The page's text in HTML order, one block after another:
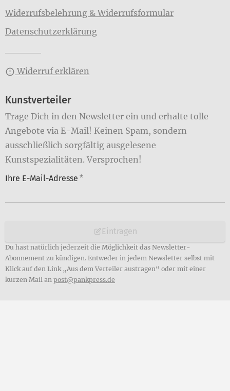
Widerrufsbelehrung & Widerrufsformular
Datenschutzerklärung
Widerruf erklären
Kunstverteiler
Trage Dich in den Newsletter ein und erhalte tolle
Angebote via E-Mail! Keinen Spam, sondern
ausschließlich sorgfältig ausgelesene
Kunstspezialitäten. Versprochen!
Ihre E-Mail-Adresse *
Eintragen
Du hast natürlich jederzeit die Möglichkeit das Newsletter-
Abonnement zu kündigen. Entweder in jedem Newsletter selbst mit
Klick auf den Link „Aus dem Verteiler austragen“ oder mit einer
kurzen Mail an post@pankpress.de